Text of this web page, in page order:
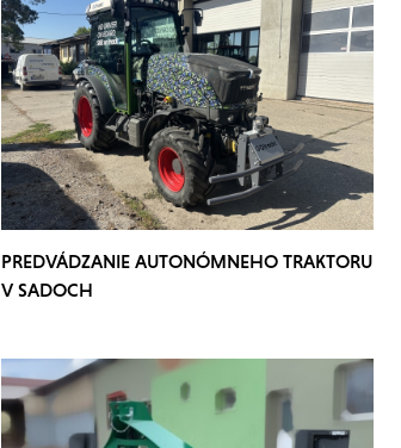
PREDVÁDZANIE AUTONÓMNEHO TRAKTORU
V SADOCH